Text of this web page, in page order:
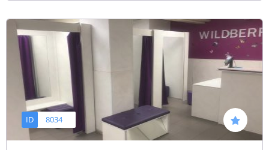
ID 8034